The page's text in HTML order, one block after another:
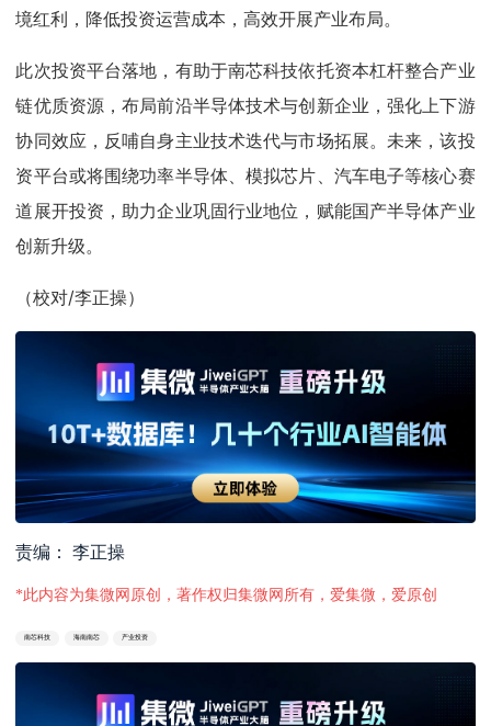
境红利，降低投资运营成本，高效开展产业布局。
此次投资平台落地，有助于南芯科技依托资本杠杆整合产业
链优质资源，布局前沿半导体技术与创新企业，强化上下游
协同效应，反哺自身主业技术迭代与市场拓展。未来，该投
资平台或将围绕功率半导体、模拟芯片、汽车电子等核心赛
道展开投资，助力企业巩固行业地位，赋能国产半导体产业
创新升级。
（校对/李正操）
责编： 李正操
*此内容为集微网原创，著作权归集微网所有，爱集微，爱原创
南芯科技 海南南芯 产业投资